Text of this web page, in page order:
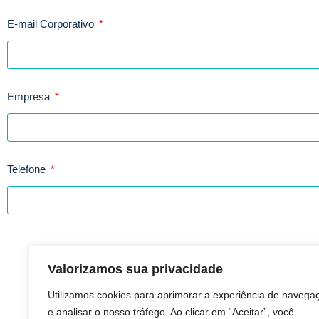
Valorizamos sua privacidade
Utilizamos cookies para aprimorar a experiência de
e analisar o nosso tráfego. Ao clicar em “Aceitar”, você
E-mail Corporativo
Empresa
Telefone